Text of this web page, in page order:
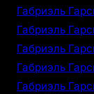
Габриэль
Габриэль
Габриэль
Габриэль
Габриэль